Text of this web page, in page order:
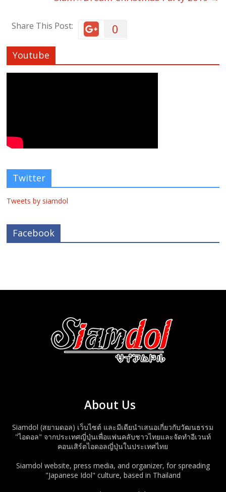
Share This Post: 0
Youtube
Twitter
Tweets by siamdol
Facebook
About Us
Siamdol (สยามดอล) เว็บไซต์ และมีเดียนำเสนอเกี่ยวกับวัฒนธรรม
"ไอดอล" จากประเทศญี่ปุ่นเพื่อแฟนคลับชาวไทยและจัดทำอีเวนท์
คอนเสิร์ตไอดอลญี่ปุ่นในประเทศไทย
Siamdol website, press media, and organizer, for spreading
"Japanese Idol" culture, based in Thailand